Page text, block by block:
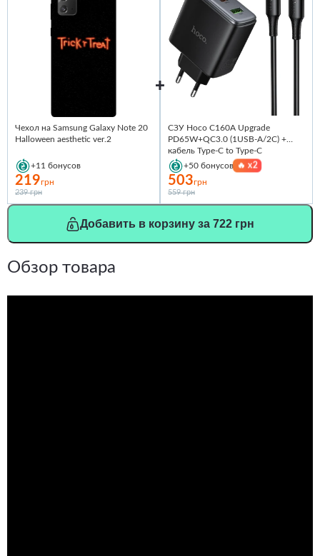
Чехол на Samsung Galaxy Note 20
Halloween aesthetic ver.2
+11 бонусов
219грн
239 грн
СЗУ Hoco C160A Upgrade
PD65W+QC3.0 (1USB-A/2C) +
кабель Type-C to Type-C
+50 бонусов 🔥x2
503грн
559 грн
Добавить в корзину за 722 грн
Обзор товара